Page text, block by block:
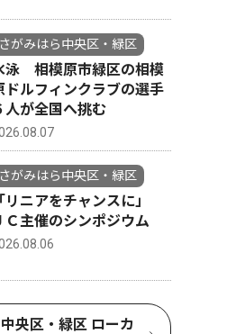
さがみはら中央区・緑区
泳 相模原市緑区の相模
ドルフィンクラブの選手
人が全国へ挑む
さがみはら中央区・緑区
「リニアをチャンスに」
Ｃ主催のシンポジウム
央区・緑区 ローカ